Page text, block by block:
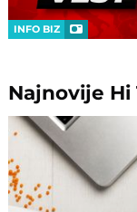
INFO BIZ
Najnovije Hi